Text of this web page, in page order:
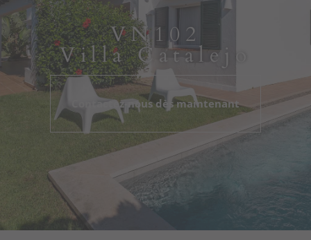
Villas
Minorque
Offres
Pourquoi nous?
Portail
VN102
Villa Catalejo
Contactez-nous dès maintenant